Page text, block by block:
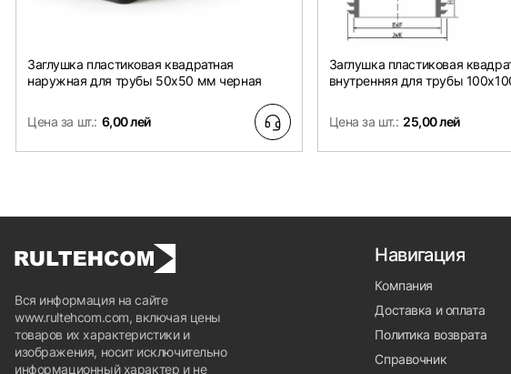
Заглушка пластиковая квадратная
наружная для трубы 50х50 мм черная
Цена за шт.: 6,00 лей
Заглушка пластиковая
внутренняя для трубы
Цена за шт.: 25,00 лей
Вся информация на сайте
www.rultehcom.com, включая цены
товаров их характеристики и
изображения, носит исключительно
информационный характер и не
Навигация
Компания
Доставка и оплата
Политика возврата
Справочник